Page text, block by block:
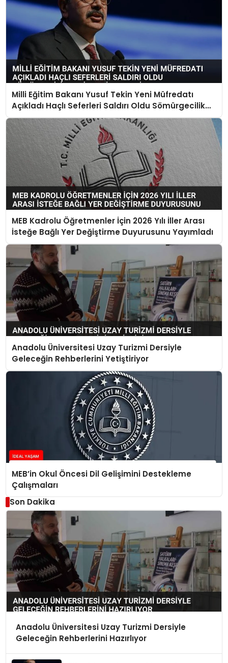
Milli Eğitim Bakanı Yusuf Tekin Yeni Müfredatı
Açıkladı Haçlı Seferleri Saldırı Oldu Sömürgecilik
Keşif Yerine Geçti
MEB Kadrolu Öğretmenler İçin 2026 Yılı İller Arası
İsteğe Bağlı Yer Değiştirme Duyurusunu Yayımladı
Anadolu Üniversitesi Uzay Turizmi Dersiyle
Geleceğin Rehberlerini Yetiştiriyor
MEB’in Okul Öncesi Dil Gelişimini Destekleme
Çalışmaları
Son Dakika
Anadolu Üniversitesi Uzay Turizmi Dersiyle
Geleceğin Rehberlerini Hazırlıyor